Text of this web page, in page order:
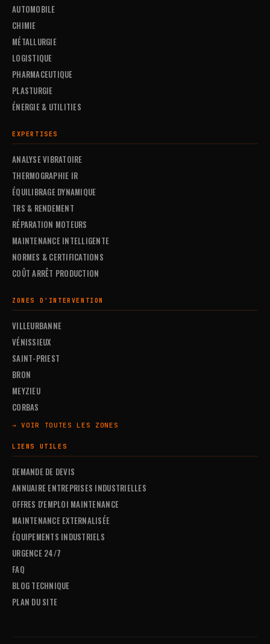
AUTOMOBILE
CHIMIE
MÉTALLURGIE
LOGISTIQUE
PHARMACEUTIQUE
PLASTURGIE
ÉNERGIE & UTILITIES
EXPERTISES
ANALYSE VIBRATOIRE
THERMOGRAPHIE IR
ÉQUILIBRAGE DYNAMIQUE
TRS & RENDEMENT
RÉPARATION MOTEURS
MAINTENANCE INTELLIGENTE
NORMES & CERTIFICATIONS
COÛT ARRÊT PRODUCTION
ZONES D'INTERVENTION
VILLEURBANNE
VÉNISSIEUX
SAINT-PRIEST
BRON
MEYZIEU
CORBAS
→ VOIR TOUTES LES ZONES
LIENS UTILES
DEMANDE DE DEVIS
ANNUAIRE ENTREPRISES INDUSTRIELLES
OFFRES D'EMPLOI MAINTENANCE
MAINTENANCE EXTERNALISÉE
ÉQUIPEMENTS INDUSTRIELS
URGENCE 24/7
FAQ
BLOG TECHNIQUE
PLAN DU SITE